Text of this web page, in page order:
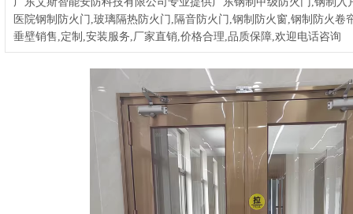
医院钢制防火门,玻璃隔热防火门,隔音防火门,钢制防火窗,钢制防火卷
垂壁销售,定制,安装服务,厂家直销,价格合理,品质保障,欢迎电话咨询